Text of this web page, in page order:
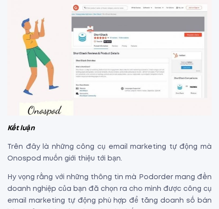
Kết luận
Trên đây là những công cụ email marketing tự động mà
Onospod muốn giới thiệu tới bạn.
Hy vọng rằng với những thông tin mà Podorder mang đến
doanh nghiệp của bạn đã chọn ra cho mình được công cụ
email marketing tự động phù hợp để tăng doanh số bán